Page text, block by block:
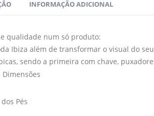
INFORMAÇÃO ADICIONAL
e qualidade num só produto:
Ibiza além de transformar o visual do
sendo a primeira com chave,
Dimensões
Pés